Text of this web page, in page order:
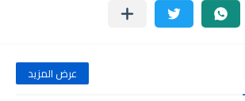
عرض المزيد